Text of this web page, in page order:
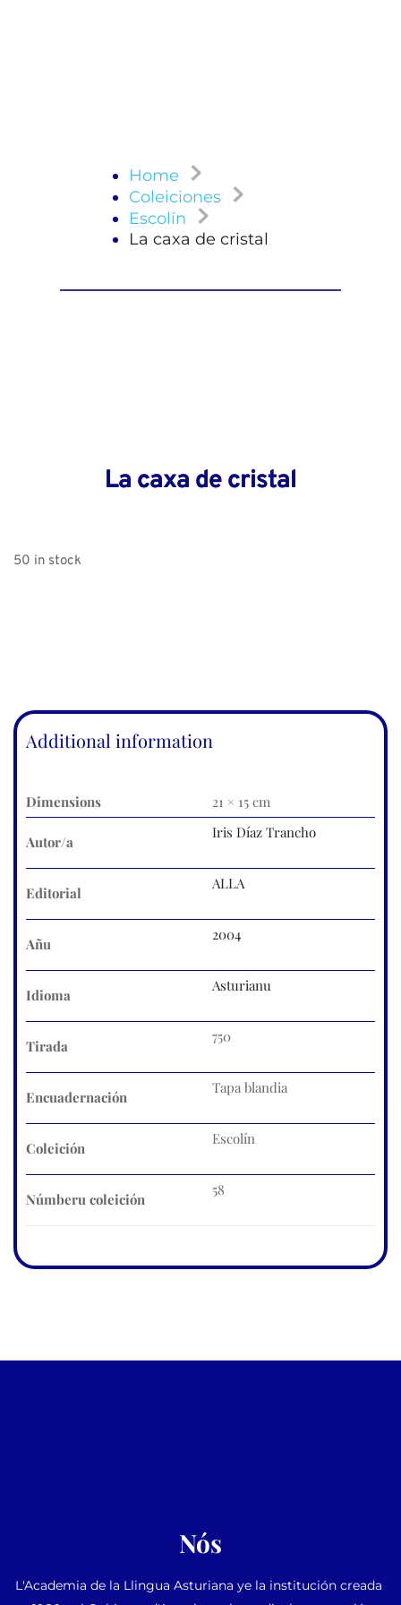
Home
Coleiciones
Escolín
La caxa de cristal
La caxa de cristal
50 in stock
Additional information
Dimensions 21 × 15 cm
Autor/a
Iris Díaz Trancho
Editorial
ALLA
Añu
2004
Idioma
Asturianu
Tirada
750
Encuadernación
Tapa blandia
Coleición
Escolín
Númberu coleición
58
Nós
L'Academia de la Llingua Asturiana ye la institución creada